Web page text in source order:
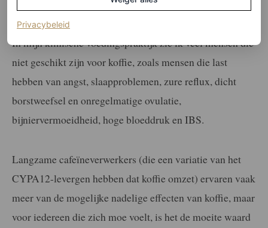
en nadelen van koffie zijn niet eenduidig.
In mijn klinische voedingspraktijk zie ik veel mensen die
niet geschikt zijn voor koffie, zoals mensen die last
hebben van angst, slaapproblemen, zure reflux, dicht
borstweefsel en onregelmatige ovulatie,
bijniervermoeidheid, hoge bloeddruk en IBS.
Langzame cafeïneverwerkers (die een variatie van het
CYPA12-levergen hebben dat koffie omzet) ervaren vaak
meer van de mogelijke nadelige effecten van koffie, maar
voor iedereen die zich moe voelt, is het de moeite waard
Privacybeleid